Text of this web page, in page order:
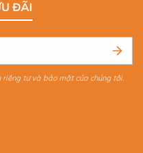
ĐÃI
tư và bảo mật của chúng tôi.